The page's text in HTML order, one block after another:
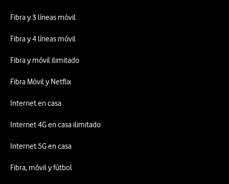
Fibra y 3 líneas móvil
Fibra y 4 líneas móvil
Fibra y móvil ilimitado
Fibra Móvil y Netflix
Internet en casa
Internet 4G en casa ilimitado
Internet 5G en casa
Fibra, móvil y fútbol